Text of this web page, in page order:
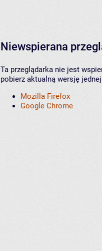
Niewspierana
Ta przeglądarka nie jest
pobierz aktualną wersję
Mozilla Firefox
Google Chrome